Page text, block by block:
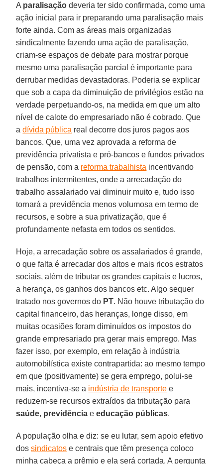
A paralisação deveria ter sido confirmada, como uma
ação inicial para ir preparando uma paralisação mais
forte ainda. Com as áreas mais organizadas
sindicalmente fazendo uma ação de paralisação,
criam-se espaços de debate para mostrar porque
mesmo uma paralisação parcial é importante para
derrubar medidas devastadoras. Poderia se explicar
que sob a capa da diminuição de privilégios estão na
verdade perpetuando-os, na medida em que um alto
nível de calote do empresariado não é cobrado. Que
adívida pública real decorre dos juros pagos aos
bancos. Que, uma vez aprovada a reforma de
previdência privatista e pró-bancos e fundos privados
de pensão, com a reforma trabalhista incentivando
trabalhos intermitentes, onde a arrecadação do
trabalho assalariado vai diminuir muito e, tudo isso
tornará a previdência menos volumosa em termo de
recursos, e sobre a sua privatização, que é
profundamente nefasta em todos os sentidos.
Hoje, a arrecadação sobre os assalariados é grande,
o que falta é arrecadar dos altos e mais ricos estratos
sociais, além de tributar os grandes capitais e lucros,
a herança, os ganhos dos bancos etc. Algo sequer
tratado nos governos do PT. Não houve tributação do
capital financeiro, das heranças, longe disso, em
muitas ocasiões foram diminuídos os impostos do
grande empresariado pra gerar mais emprego. Mas
fazer isso, por exemplo, em relação à indústria
automobilística existe contrapartida: ao mesmo tempo
em que (positivamente) se gera emprego, polui-se
mais, incentiva-se a indústria de transporte e
reduzem-se recursos extraídos da tributação para
saúde, previdênciae educação públicas.
A população olha e diz: se eu lutar, sem apoio efetivo
dossindicatos e centrais que têm presença coloco
minha cabeça a prêmio e ela será cortada. A pergunta